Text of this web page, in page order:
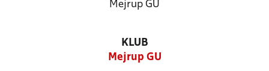
Mejrup GU
KLUB
Mejrup GU